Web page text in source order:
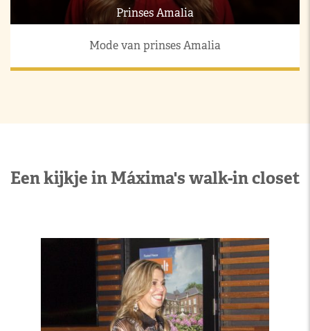
Prinses Amalia
Mode van prinses Amalia
Een kijkje in Máxima's walk-in closet